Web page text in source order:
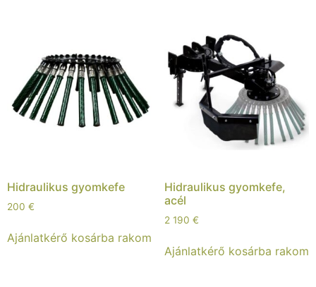
Hidraulikus gyomkefe
200 €
Ajánlatkérő kosárba rakom
Hidraulikus gyomkefe,
acél
2 190 €
Ajánlatkérő kosárba rakom